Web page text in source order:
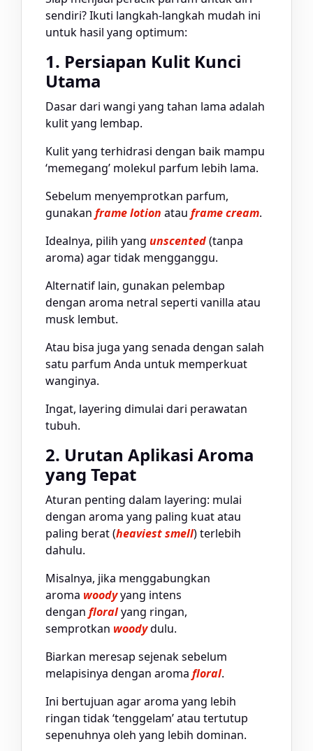
sendiri? Ikuti langkah-langkah mudah ini
untuk hasil yang optimum:
1. Persiapan Kulit Kunci
Utama
Dasar dari wangi yang tahan lama adalah
kulit yang lembap.
Kulit yang terhidrasi dengan baik mampu
‘memegang’ molekul parfum lebih lama.
Sebelum menyemprotkan parfum,
gunakan frame lotion atau frame cream.
Idealnya, pilih yang unscented(tanpa
aroma) agar tidak mengganggu.
Alternatif lain, gunakan pelembap
dengan aroma netral seperti vanilla atau
musk lembut.
Atau bisa juga yang senada dengan salah
satu parfum Anda untuk memperkuat
wanginya.
Ingat, layering dimulai dari perawatan
tubuh.
2. Urutan Aplikasi Aroma
yang Tepat
Aturan penting dalam layering: mulai
dengan aroma yang paling kuat atau
paling berat (heaviest smell) terlebih
dahulu.
Misalnya, jika menggabungkan
aroma woodyyang intens
dengan floralyang ringan,
semprotkan woodydulu.
Biarkan meresap sejenak sebelum
melapisinya dengan aroma floral.
Ini bertujuan agar aroma yang lebih
ringan tidak ‘tenggelam’ atau tertutup
sepenuhnya oleh yang lebih dominan.